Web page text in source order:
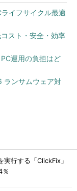
イフサイクル最適
スト・安全・効率
運用の負担はど
ランサムウェア対
行する「ClickFix」
％